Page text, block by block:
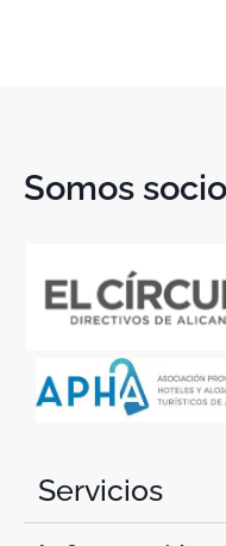
Somos
Servicios